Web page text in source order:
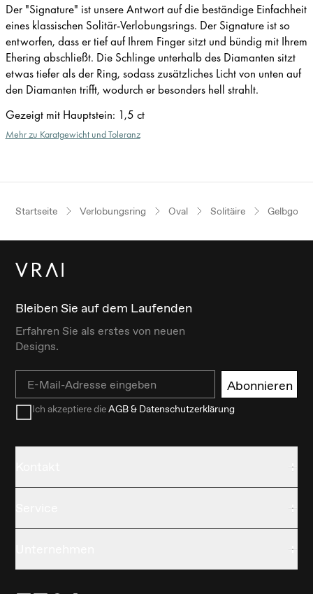
Der "Signature" ist unsere Antwort auf die beständige Einfachheit
eines klassischen Solitär-Verlobungsrings. Der Signature ist so
entworfen, dass er tief auf Ihrem Finger sitzt und bündig mit Ihrem
Ehering abschließt. Die Schlinge unterhalb des Diamanten sitzt
etwas tiefer als der Ring, sodass zusätzliches Licht von unten auf
den Diamanten trifft, wodurch er besonders hell strahlt.
Gezeigt mit Hauptstein: 1,5 ct
Mehr zu Karatgewicht und Toleranz
Startseite Verlobungsring Oval Solitäire Gelbgold
Bleiben Sie auf dem Laufenden
Erfahren Sie als erstes von neuen
Designs.
Email Abonnieren
Ich akzeptiere dieAGB & Datenschutzerklärung